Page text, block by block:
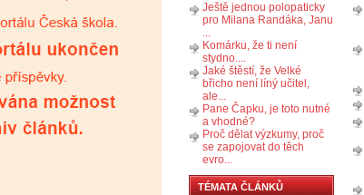
Ještě jednou polopaticky
pro Milana Randáka, Janu
...
Komárku, že ti není
stydno....
Jaké štěstí, že Velké
břicho není líný učitel,
ale...
Pane Čapku, je toto nutné
a vhodné?
Proč dělat výzkumy, proč
se zapojovat do těch
evro...
TÉMATA ČLÁNKŮ